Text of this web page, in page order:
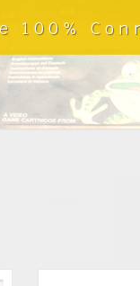
100%